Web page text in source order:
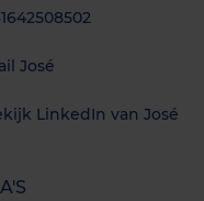
José
LinkedIn van José